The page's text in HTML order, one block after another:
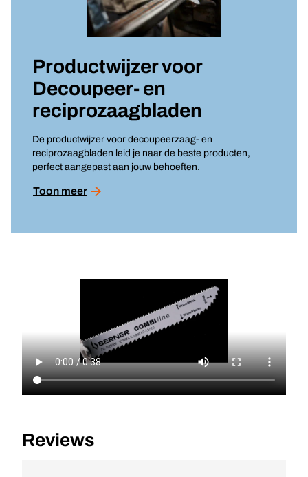
Productwijzer voor
Decoupeer- en
reciprozaagbladen
De productwijzer voor decoupeerzaag- en
reciprozaagbladen leid je naar de beste producten,
perfect aangepast aan jouw behoeften.
Toon meer
Reviews